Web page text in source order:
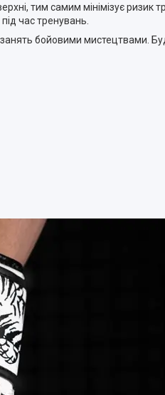
тим самим мінімізує ризик
час тренувань.
бойовими мистецтвами.